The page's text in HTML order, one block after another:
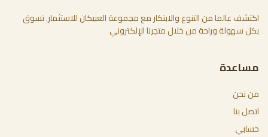
اكتشف عالما من التنوع والابتكار مع مجموعة العبيكان للاستثمار. تسوق
بكل سهولة وراحة من خلال متجرنا الإلكتروني
مساعدة
من نحن
اتصل بنا
حسابي